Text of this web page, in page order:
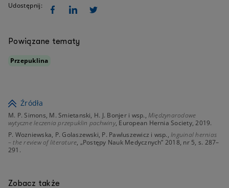
Udostępnij:
Powiązane tematy
Przepuklina
Źródła
M. P. Simons, M. Smietanski, H. J. Bonjer i wsp., Międzynarodowe
wytyczne leczenia przepuklin pachwiny, European Hernia Society, 2019.
P. Wozniewska, P. Golaszewski, P. Pawluszewicz i wsp.,Inguinal hernias
– the review of literature, „Postępy Nauk Medycznych” 2018, nr 5, s. 287–
291.
Zobacz także